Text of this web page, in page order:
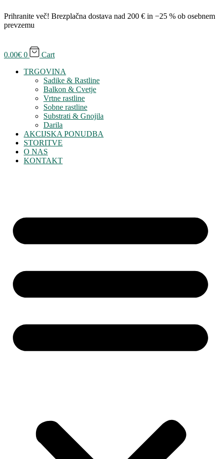
Prihranite več! Brezplačna dostava nad 200 € in −25 % ob osebnem
prevzemu
0.00€ 0
Cart
TRGOVINA
Sadike & Rastline
Balkon & Cvetje
Vrtne rastline
Sobne rastline
Substrati & Gnojila
Darila
AKCIJSKA PONUDBA
STORITVE
O NAS
KONTAKT